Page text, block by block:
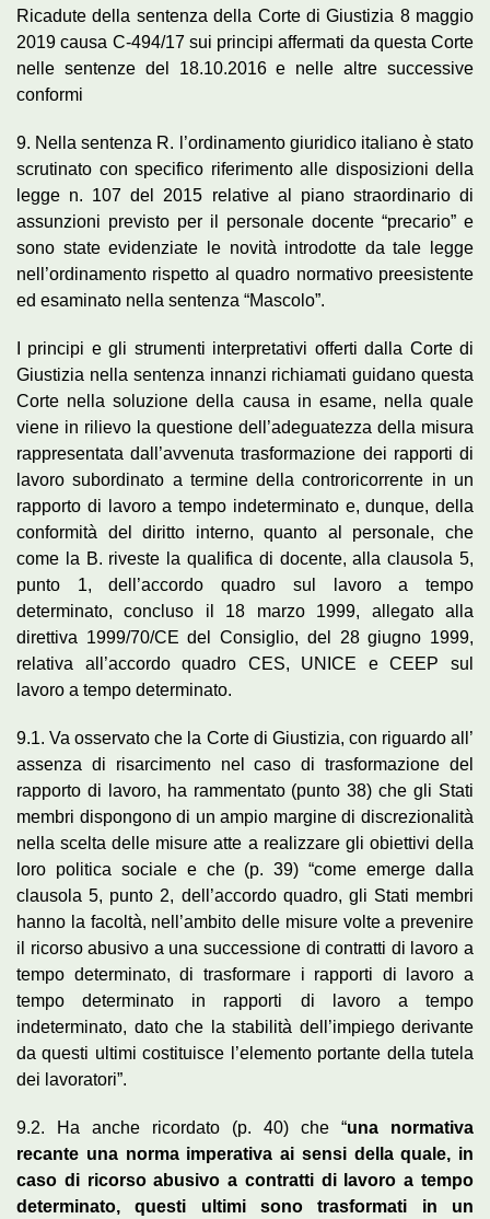
Ricadute della sentenza della Corte di Giustizia 8 maggio
2019 causa C-494/17 sui principi affermati da questa Corte
nelle sentenze del 18.10.2016 e nelle altre successive
conformi
9. Nella sentenza R. l’ordinamento giuridico italiano è stato
scrutinato con specifico riferimento alle disposizioni della
legge n. 107 del 2015 relative al piano straordinario di
assunzioni previsto per il personale docente “precario” e
sono state evidenziate le novità introdotte da tale legge
nell’ordinamento rispetto al quadro normativo preesistente
ed esaminato nella sentenza “Mascolo”.
I principi e gli strumenti interpretativi offerti dalla Corte di
Giustizia nella sentenza innanzi richiamati guidano questa
Corte nella soluzione della causa in esame, nella quale
viene in rilievo la questione dell’adeguatezza della misura
rappresentata dall’avvenuta trasformazione dei rapporti di
lavoro subordinato a termine della controricorrente in un
rapporto di lavoro a tempo indeterminato e, dunque, della
conformità del diritto interno, quanto al personale, che
come la B. riveste la qualifica di docente, alla clausola 5,
punto 1, dell’accordo quadro sul lavoro a tempo
determinato, concluso il 18 marzo 1999, allegato alla
direttiva 1999/70/CE del Consiglio, del 28 giugno 1999,
relativa all’accordo quadro CES, UNICE e CEEP sul
lavoro a tempo determinato.
9.1. Va osservato che la Corte di Giustizia, con riguardo all’
assenza di risarcimento nel caso di trasformazione del
rapporto di lavoro, ha rammentato (punto 38) che gli Stati
membri dispongono di un ampio margine di discrezionalità
nella scelta delle misure atte a realizzare gli obiettivi della
loro politica sociale e che (p. 39) “come emerge dalla
clausola 5, punto 2, dell’accordo quadro, gli Stati membri
hanno la facoltà, nell’ambito delle misure volte a prevenire
il ricorso abusivo a una successione di contratti di lavoro a
tempo determinato, di trasformare i rapporti di lavoro a
tempo determinato in rapporti di lavoro a tempo
indeterminato, dato che la stabilità dell’impiego derivante
da questi ultimi costituisce l’elemento portante della tutela
dei lavoratori”.
9.2. Ha anche ricordato (p. 40) che “una normativa
recante una norma imperativa ai sensi della quale, in
caso di ricorso abusivo a contratti di lavoro a tempo
determinato, questi ultimi sono trasformati in un